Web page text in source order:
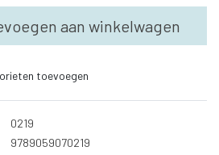
aan winkelwagen
toevoegen
0219
9789059070219